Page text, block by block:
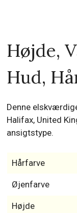
Højde,
Hud,
Denne
Halifax, United
ansigtstype.
Hårfarve
Øjenfarve
Højde